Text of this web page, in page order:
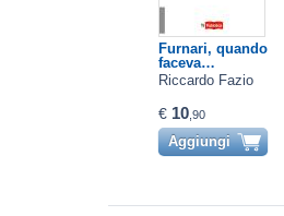
Furnari, quando
faceva…
Riccardo Fazio
€ 10 ,90
Aggiungi